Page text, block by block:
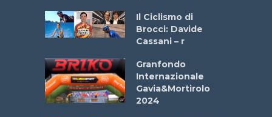
Il Ciclismo di
Brocci: Davide
Cassani – r
Granfondo
Internazionale
Gavia&Mortirolo
2024